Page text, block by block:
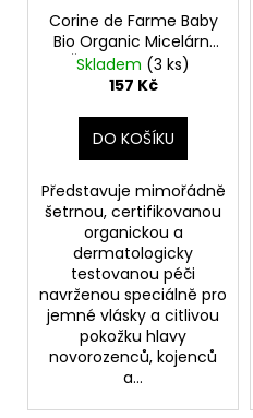
Corine de Farme Baby
Bio Organic Micelární
Šampón 480 ml,
poškozený aplikátor
Skladem (3 ks)
157 Kč
DO KOŠÍKU
Představuje mimořádně
šetrnou, certifikovanou
organickou a
dermatologicky
testovanou péči
navrženou speciálně pro
jemné vlásky a citlivou
pokožku hlavy
novorozenců, kojenců
a...